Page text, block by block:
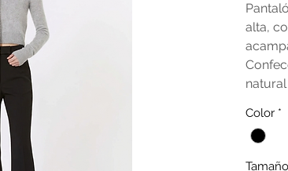
alta,
la
Color *
Tamaño